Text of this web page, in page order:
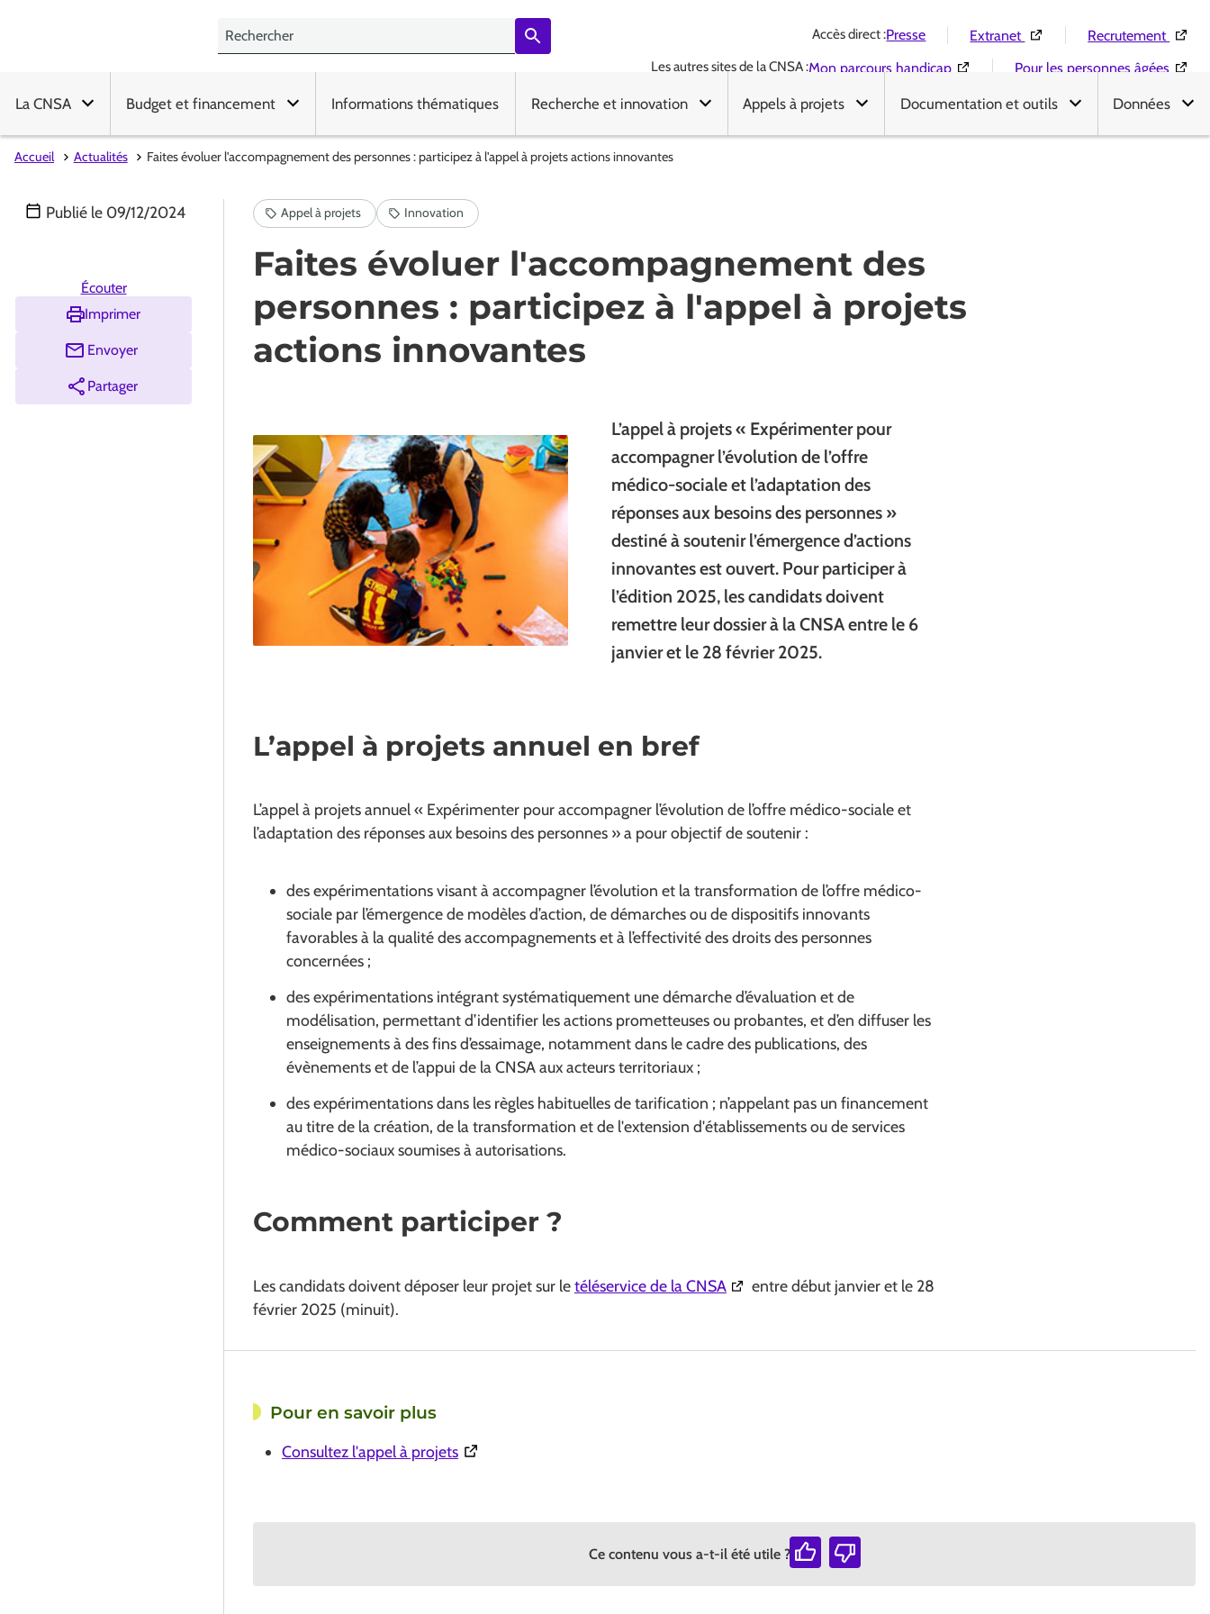
Accès direct :Presse Extranet (Ouverture dans une nouvelle
Recrutement
Les autres sites de la CNSA :Mon parcours handicap(Ouverture dans une nouvelle fenêtre)
Pour les personnes âgées
La CNSA Budget et financement Informations thématiques Recherche et innovation Appels à projets Documentation et outils Données
Accueil Actualités Faites évoluer l'accompagnement des personnes : participez à l'appel à projets actions innovantes
Faites évoluer l'accompagnement des
personnes : participez à l'appel à projets
actions innovantes
Publié le 09/12/2024
Écouter
Imprimer
Envoyer
Partager
L’appel à projets « Expérimenter pour
accompagner l’évolution de l’offre
médico-sociale et l’adaptation des
réponses aux besoins des personnes »
destiné à soutenir l’émergence d’actions
innovantes est ouvert. Pour participer à
l’édition 2025, les candidats doivent
remettre leur dossier à la CNSA entre le 6
janvier et le 28 février 2025.
L’appel à projets annuel en bref
L’appel à projets annuel « Expérimenter pour accompagner l’évolution de l’offre médico-sociale et
l’adaptation des réponses aux besoins des personnes » a pour objectif de soutenir :
des expérimentations visant à accompagner l’évolution et la transformation de l’offre médico-
sociale par l’émergence de modèles d’action, de démarches ou de dispositifs innovants
favorables à la qualité des accompagnements et à l’effectivité des droits des personnes
concernées ;
des expérimentations intégrant systématiquement une démarche d’évaluation et de
modélisation, permettant d’identifier les actions prometteuses ou probantes, et d’en diffuser les
enseignements à des fins d’essaimage, notamment dans le cadre des publications, des
évènements et de l’appui de la CNSA aux acteurs territoriaux ;
des expérimentations dans les règles habituelles de tarification ; n’appelant pas un financement
au titre de la création, de la transformation et de l'extension d'établissements ou de services
médico-sociaux soumises à autorisations.
Comment participer ?
Les candidats doivent déposer leur projet sur letéléservice de la CNSA (Ouverture dans une nouvelle fenêtre)
entre début janvier et le 28
février 2025 (minuit).
Pour en savoir plus
Consultez l'appel à projets(Ouverture dans une nouvelle fenêtre)
Ce contenu vous a-t-il été utile ?